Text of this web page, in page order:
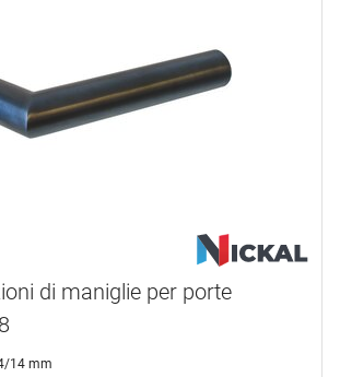
di maniglie per porte
14 mm